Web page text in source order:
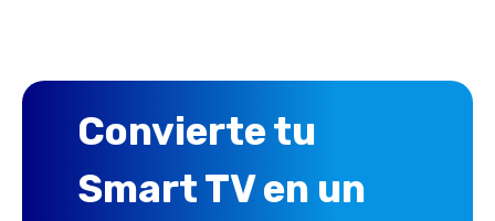
Convierte tu
Smart TV en un